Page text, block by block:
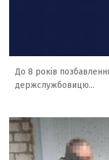
До 8 років
держслужбовицю...